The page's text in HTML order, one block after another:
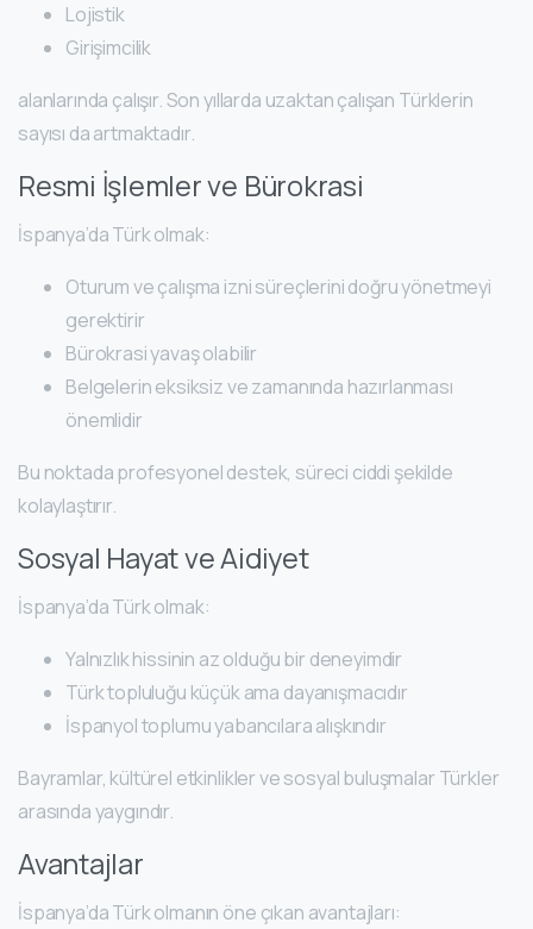
Lojistik
Girişimcilik
alanlarında çalışır. Son yıllarda uzaktan çalışan Türklerin
sayısı da artmaktadır.
Resmi İşlemler ve Bürokrasi
İspanya’da Türk olmak:
Oturum ve çalışma izni süreçlerini doğru yönetmeyi
gerektirir
Bürokrasi yavaş olabilir
Belgelerin eksiksiz ve zamanında hazırlanması
önemlidir
Bu noktada profesyonel destek, süreci ciddi şekilde
kolaylaştırır.
Sosyal Hayat ve Aidiyet
İspanya’da Türk olmak:
Yalnızlık hissinin az olduğu bir deneyimdir
Türk topluluğu küçük ama dayanışmacıdır
İspanyol toplumu yabancılara alışkındır
Bayramlar, kültürel etkinlikler ve sosyal buluşmalar Türkler
arasında yaygındır.
Avantajlar
İspanya’da Türk olmanın öne çıkan avantajları: